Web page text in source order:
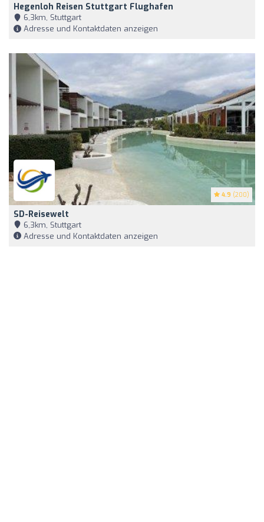
Hegenloh Reisen Stuttgart Flughafen
6,3km, Stuttgart
Adresse und Kontaktdaten anzeigen
4.9 (200)
SD-Reisewelt
6,3km, Stuttgart
Adresse und Kontaktdaten anzeigen